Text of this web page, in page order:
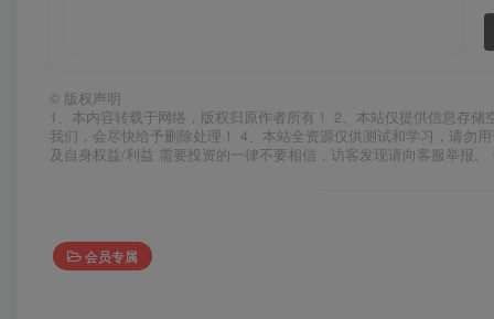
© 版权声明
1、本内容转载于网络，版权归原作者所有！ 2、本站仅提供信息存
我们，会尽快给予删除处理！ 4、本站全资源仅供测试和学习，请勿
及自身权益/利益 需要投资的一律不要相信，访客发现请向客服举报
会员专属